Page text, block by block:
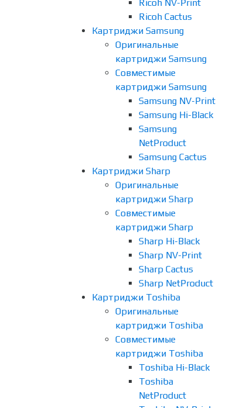
Ricoh NV-Print
Ricoh Cactus
Картриджи Samsung
Оригинальные
картриджи Samsung
Совместимые
картриджи Samsung
Samsung NV-Print
Samsung Hi-Black
Samsung
NetProduct
Samsung Cactus
Картриджи Sharp
Оригинальные
картриджи Sharp
Совместимые
картриджи Sharp
Sharp Hi-Black
Sharp NV-Print
Sharp Cactus
Sharp NetProduct
Картриджи Toshiba
Оригинальные
картриджи Toshiba
Совместимые
картриджи Toshiba
Toshiba Hi-Black
Toshiba
NetProduct